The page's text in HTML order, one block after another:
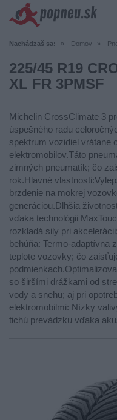
Nachádzaš sa: Domov
225/45 R19
XL FR 3PMSF
Michelin CrossClimate 3
úspešného radu
spektrum vozidiel vrátane
elektromobilov.Táto
zimných pneumatík; čo
rok.Hlavné
brzdenie na mokrej
generáciou.Dlhšia
vďaka technológii
rozkladá sily pri
behúňa: Termo-adaptívna
teplote vozovky; čo
so širšími drážkami od
vody a snehu; aj pri
elektromobilmi: Nízky
tichú prevádzku vďaka